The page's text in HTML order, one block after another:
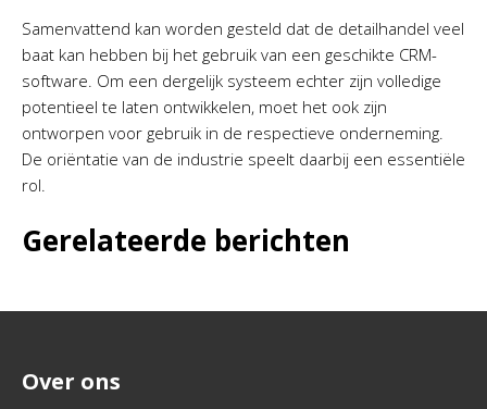
Samenvattend kan worden gesteld dat de detailhandel veel
baat kan hebben bij het gebruik van een geschikte CRM-
software. Om een dergelijk systeem echter zijn volledige
potentieel te laten ontwikkelen, moet het ook zijn
ontworpen voor gebruik in de respectieve onderneming.
De oriëntatie van de industrie speelt daarbij een essentiële
rol.
Gerelateerde berichten
Over ons